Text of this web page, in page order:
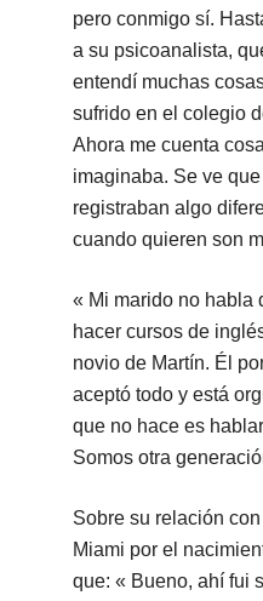
pero conmigo sí.
a su psicoanalista,
entendí muchas
sufrido en el colegio
Ahora me cuenta
imaginaba. Se ve
registraban algo
cuando quieren son
« Mi marido no habla
hacer cursos de
novio de Martín. Él
aceptó todo y está
que no hace es
Somos otra
Sobre su relación
Miami por el
que: « Bueno, ahí fui